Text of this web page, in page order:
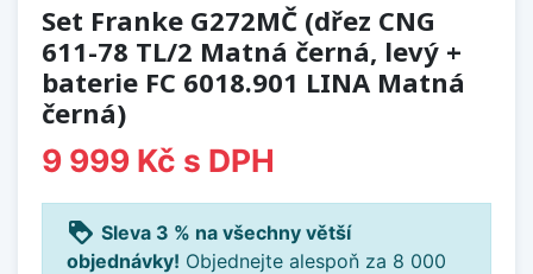
Set Franke G272MČ (dřez CNG
611-78 TL/2 Matná černá, levý +
baterie FC 6018.901 LINA Matná
černá)
9 999 Kč s DPH
loyalty Sleva 3 % na všechny větší
objednávky! Objednejte alespoň za 8 000